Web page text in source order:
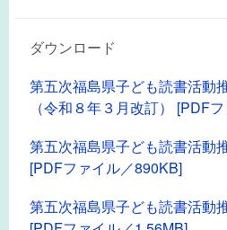
ダウンロード
第五次福島県子ども読書活動
（令和８年３月改訂） [PDF
第五次福島県子ども読書活動
[PDFファイル／890KB]
第五次福島県子ども読書活動